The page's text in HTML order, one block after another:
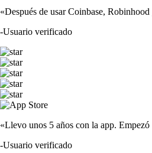
«Después de usar Coinbase,
-Usuario verificado
«Llevo unos 5 años con la app.
-Usuario verificado